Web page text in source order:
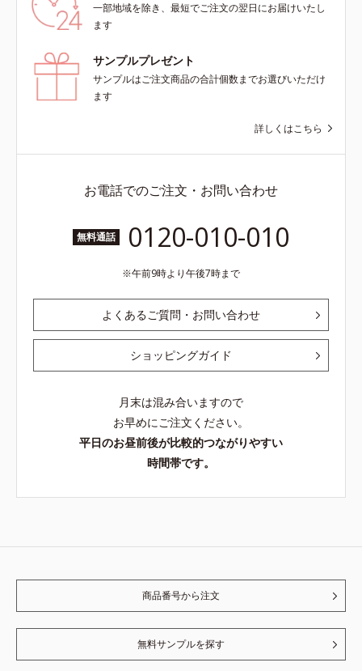
一部地域を除き、最短でご注文の翌日にお届けいたし
ます
サンプルプレゼント
サンプルはご注文商品の合計個数までお選びいただけ
ます
詳しくはこちら
お電話でのご注文・お問い合わせ
無料通話 0120-010-010
午前9時より午後7時まで
よくあるご質問・お問い合わせ
ショッピングガイド
月末は混み合いますので
お早めにご注文ください。
平日のお昼前後が比較的つながりやすい
時間帯です。
商品番号から注文
無料サンプルを探す